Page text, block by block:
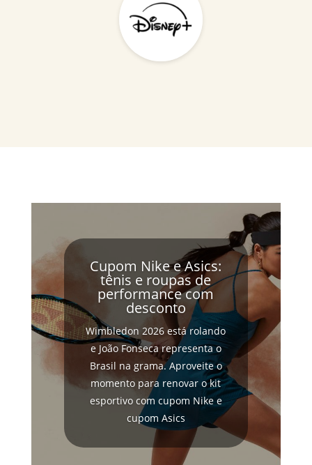
Cupom Nike e Asics:
tênis e roupas de
performance com
desconto
Wimbledon 2026 está rolando
e João Fonseca representa o
Brasil na grama. Aproveite o
momento para renovar o kit
esportivo com cupom Nike e
cupom Asics